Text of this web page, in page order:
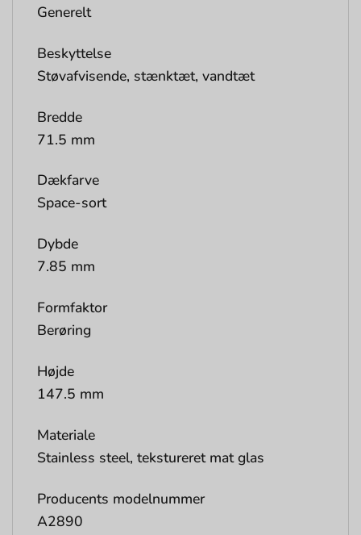
Generelt
Beskyttelse
Støvafvisende, stænktæt, vandtæt
Bredde
71.5 mm
Dækfarve
Space-sort
Dybde
7.85 mm
Formfaktor
Berøring
Højde
147.5 mm
Materiale
Stainless steel, tekstureret mat glas
Producents modelnummer
A2890